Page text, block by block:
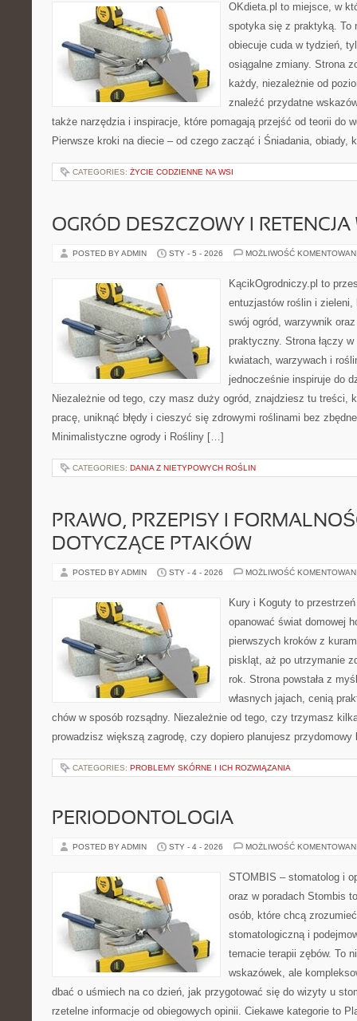
OKdieta.pl to miejsce, w
spotyka się z praktyką. To
obiecuje cuda w tydzień,
osiągalne zmiany. Strona
każdy, niezależnie od
znaleźć przydatne
także narzędzia i inspiracje, które pomagają przejść od teorii do
Pierwsze kroki na diecie – od czego zacząć i Śniadania, obiady,
CATEGORIES: ŻYCIE CODZIENNE NA WSI
OGRÓD DESZCZOWY I
POSTED BY ADMIN STY - 5 - 2026 MOŻLIWOŚĆ
KącikOgrodniczy.pl to
entuzjastów roślin i
swój ogród, warzywnik
praktyczny. Strona łączy
kwiatach, warzywach i
jednocześnie inspiruje do
Niezależnie od tego, czy masz duży ogród, znajdziesz tu treści,
pracę, uniknąć błędy i cieszyć się zdrowymi roślinami bez
Minimalistyczne ogrody i Rośliny […]
CATEGORIES: DANIA Z NIETYPOWYCH ROŚLIN
PRAWO, PRZEPISY I
DOTYCZĄCE PTAKÓW
POSTED BY ADMIN STY - 4 - 2026 MOŻLIWOŚĆ
Kury i Koguty to
opanować świat domowej
pierwszych kroków z
piskląt, aż po utrzymanie
rok. Strona powstała z
własnych jajach, cenią
chów w sposób rozsądny. Niezależnie od tego, czy trzymasz
prowadzisz większą zagrodę, czy dopiero planujesz
CATEGORIES: PROBLEMY SKÓRNE I ICH ROZWIĄZANIA
PERIODONTOLOGIA
POSTED BY ADMIN STY - 4 - 2026 MOŻLIWOŚĆ
STOMBIS – stomatolog i
oraz w poradach Stombis
osób, które chcą
stomatologiczną i
temacie terapii zębów. To
wskazówek, ale
dbać o uśmiech na co dzień, jak przygotować się do wizyty u
rzetelne informacje od obiegowych opinii. Ciekawe kategorie to